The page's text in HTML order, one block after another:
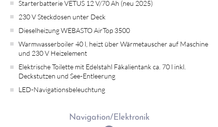
Starterbatterie VETUS 12 V/70 Ah (neu 2025)
230 V Steckdosen unter Deck
Dieselheizung WEBASTO AirTop 3500
Warmwasserboiler 40 l, heizt über Wärmetauscher auf Maschine
und 230 V Heizelement
Elektrische Toilette mit Edelstahl Fäkalientank ca. 70 l inkl.
Deckstutzen und See-Entleerung
LED-Navigationsbeleuchtung
Navigation/Elektronik